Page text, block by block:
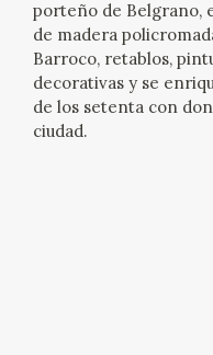
porteño de Belgrano,
de madera
Barroco, retablos,
decorativas y se
de los setenta con
ciudad.